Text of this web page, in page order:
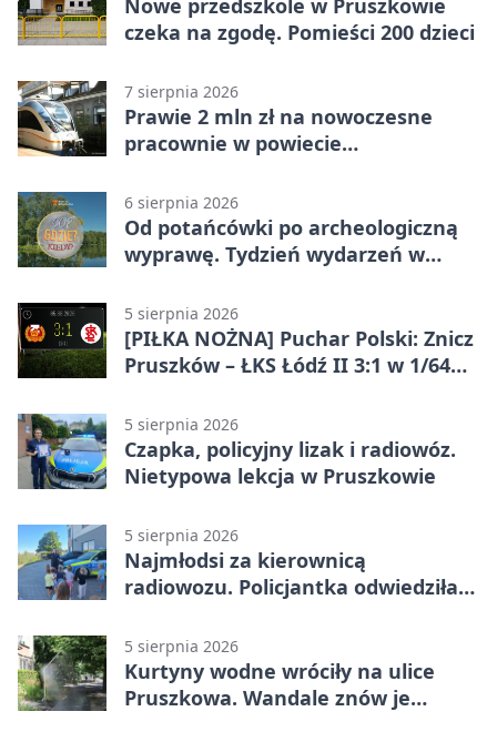
Nowe przedszkole w Pruszkowie
czeka na zgodę. Pomieści 200 dzieci
7 sierpnia 2026
Prawie 2 mln zł na nowoczesne
pracownie w powiecie
6 sierpnia 2026
Od potańcówki po archeologiczną
wyprawę. Tydzień wydarzeń w
5 sierpnia 2026
[PIŁKA NOŻNA] Puchar Polski: Znicz
Pruszków – ŁKS Łódź II 3:1 w 1/64
5 sierpnia 2026
Czapka, policyjny lizak i radiowóz.
Nietypowa lekcja w Pruszkowie
5 sierpnia 2026
Najmłodsi za kierownicą
radiowozu. Policjantka odwiedziła
5 sierpnia 2026
Kurtyny wodne wróciły na ulice
Pruszkowa. Wandale znów je